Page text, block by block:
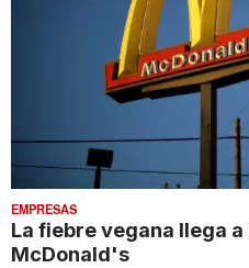
EMPRESAS
La fiebre vegana llega
McDonald's